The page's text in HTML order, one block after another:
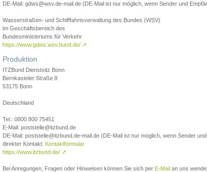
DE-Mail: gdws@wsv.de-mail.de (DE-Mail ist nur möglich, wenn Sender und
Wasserstraßen- und Schifffahrtsverwaltung des Bundes (WSV)
im Geschäftsbereich des
Bundesministeriums für Verkehr
https://www.gdws.wsv.bund.de/ ↗
Produktion
ITZBund Dienstsitz Bonn
Bernkasteler Straße 8
53175 Bonn
Deutschland
Tel.: 0800 800 75451
E-Mail: poststelle@itzbund.de
DE-Mail: poststelle@itzbund.de-mail.de (DE-Mail ist nur möglich, wenn Sender
direkter Kontakt: Kontaktformular
https://www.itzbund.de/ ↗
Bei Anregungen, Fragen oder Hinweisen können Sie sich per E-Mail an uns